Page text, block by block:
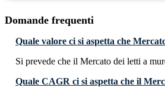
Domande frequenti
Quale valore ci si aspetta che
Si prevede che il Mercato dei letti a
Quale CAGR ci si aspetta che il